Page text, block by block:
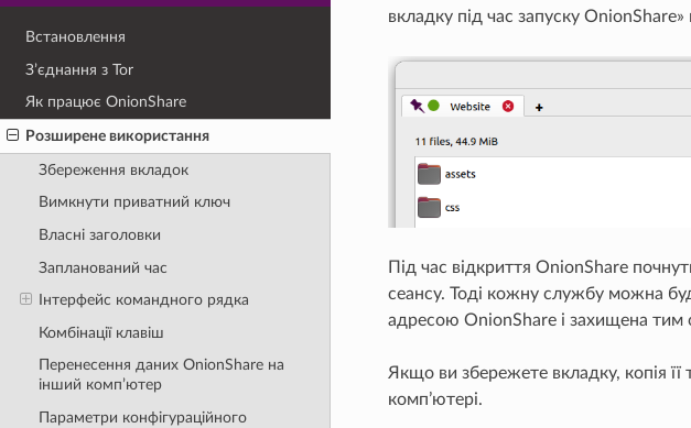
Встановлення
З’єднання з Tor
Як працює OnionShare
Розширене використання
Збереження вкладок
Вимкнути приватний ключ
Власні заголовки
Запланований час
Інтерфейс командного рядка
Комбінації клавіш
Перенесення даних OnionShare на
інший комп’ютер
Параметри конфігураційного
вкладку під час запуску
Під час відкриття OnionShare
сеансу. Тоді кожну службу можна
адресою OnionShare і захищена
Якщо ви збережете вкладку, копія
комп’ютері.